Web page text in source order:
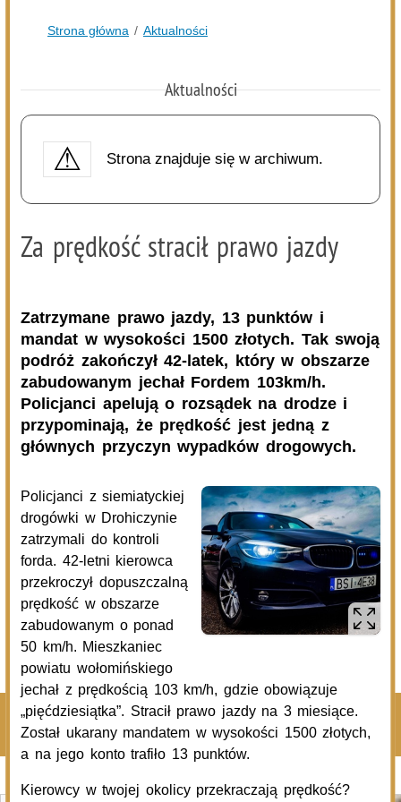
Pielgrzymują sercem. Duchowi pątnicy w parafii Kłopoty-
05.08.2026 Komenda Policji Siemiatycze
05.08.2026 Gmina Perlejewo
Gmina Perlejewo z dofinansowaniem na wsparcie
05.08.2026 Gmina Dziadkowice
Jubileusz 40-lecia „Kaliny” – galeria.
05.08.2026 Podlasie24
Via Carpatia coraz dłuższa. Kolejny odcinek S19 otwarty
dla kierowców
05.08.2026 Podlasie24
Zmiany kadrowe w powiecie siemiatyckim. Nowe osoby
na kierowniczych stanowiskach
04.08.2026 Komenda Policji Siemiatycze
Szczęśliwy finał poszukiwań 45-latka
Pokaż więcej
Kliknij, by wyświetlić wszystkie artykuły
Na sygnale